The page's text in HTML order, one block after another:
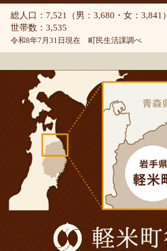
総人口：7,521（男：3,680・女：3,841）
世帯数：3,535
令和8年7月31日現在 町民生活課調べ